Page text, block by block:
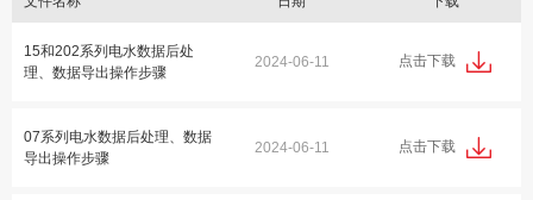
15和202系列电水数据后处
理、数据导出操作步骤
2024-06-11 点击下载
07系列电水数据后处理、数据
导出操作步骤
2024-06-11 点击下载